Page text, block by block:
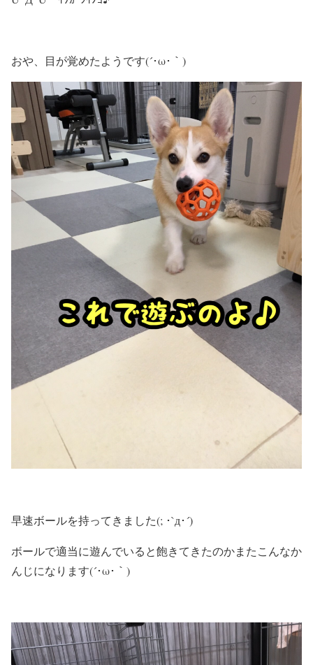
おや、目が覚めたようです(´･ω･｀)
早速ボールを持ってきました(; ･`д･´)
ボールで適当に遊んでいると飽きてきたのかまたこんなか
んじになります(´･ω･｀)